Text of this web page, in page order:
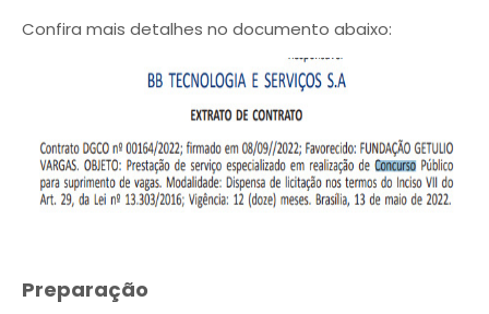
Confira mais detalhes no documento abaixo:
Preparação